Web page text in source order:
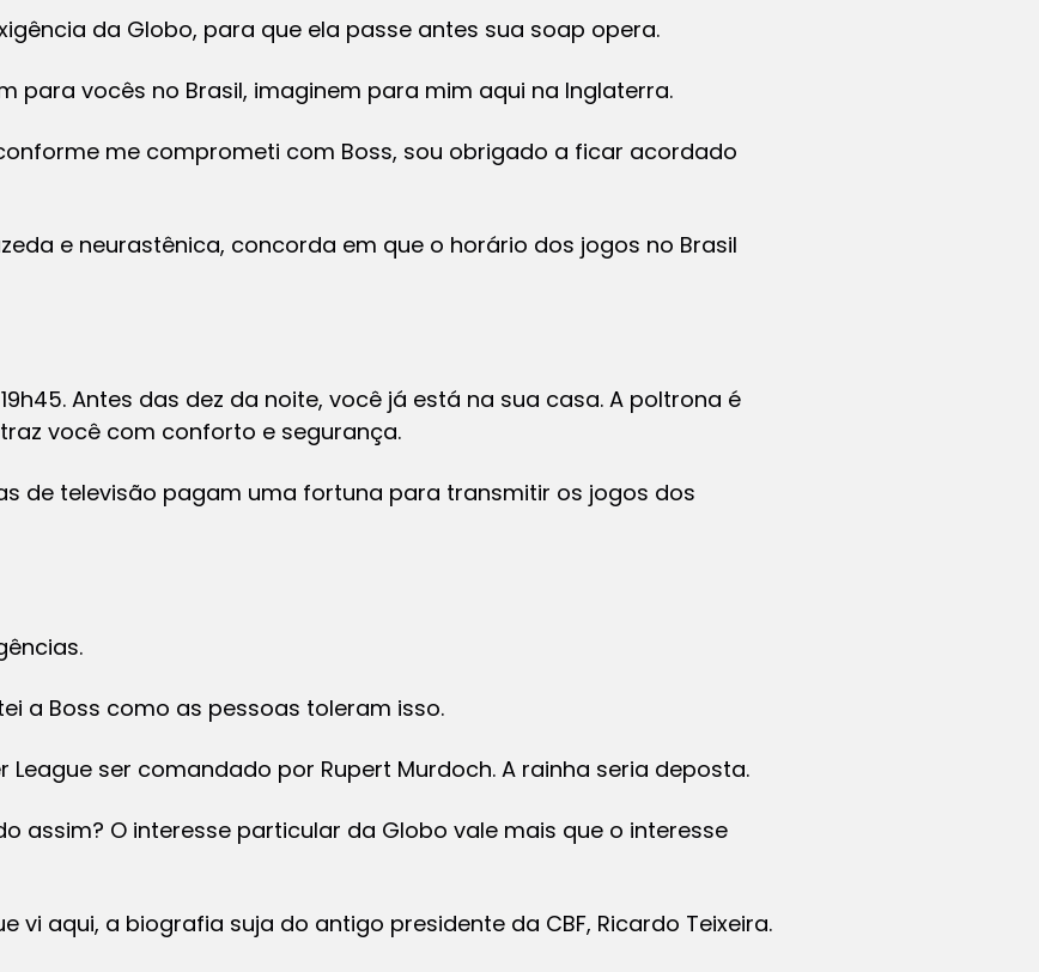
da Globo, para que ela passe antes sua soap opera.
para vocês no Brasil, imaginem para mim aqui na Inglaterra.
me comprometi com Boss, sou obrigado a ficar acordado
e neurastênica, concorda em que o horário dos jogos no Brasil
Antes das dez da noite, você já está na sua casa. A poltrona é
você com conforto e segurança.
de televisão pagam uma fortuna para transmitir os jogos dos
a Boss como as pessoas toleram isso.
League ser comandado por Rupert Murdoch. A rainha seria deposta.
assim? O interesse particular da Globo vale mais que o interesse
vi aqui, a biografia suja do antigo presidente da CBF, Ricardo Teixeira.